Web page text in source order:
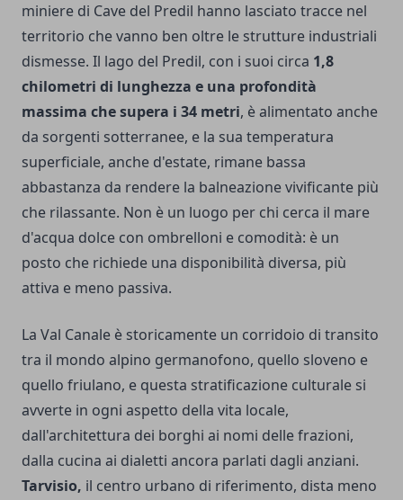
miniere di Cave del Predil hanno lasciato tracce nel
territorio che vanno ben oltre le strutture industriali
dismesse. Il lago del Predil, con i suoi circa 1,8
chilometri di lunghezza e una profondità
massima che supera i 34 metri, è alimentato anche
da sorgenti sotterranee, e la sua temperatura
superficiale, anche d'estate, rimane bassa
abbastanza da rendere la balneazione vivificante più
che rilassante. Non è un luogo per chi cerca il mare
d'acqua dolce con ombrelloni e comodità: è un
posto che richiede una disponibilità diversa, più
attiva e meno passiva.
La Val Canale è storicamente un corridoio di transito
tra il mondo alpino germanofono, quello sloveno e
quello friulano, e questa stratificazione culturale si
avverte in ogni aspetto della vita locale,
dall'architettura dei borghi ai nomi delle frazioni,
dalla cucina ai dialetti ancora parlati dagli anziani.
Tarvisio, il centro urbano di riferimento, dista meno